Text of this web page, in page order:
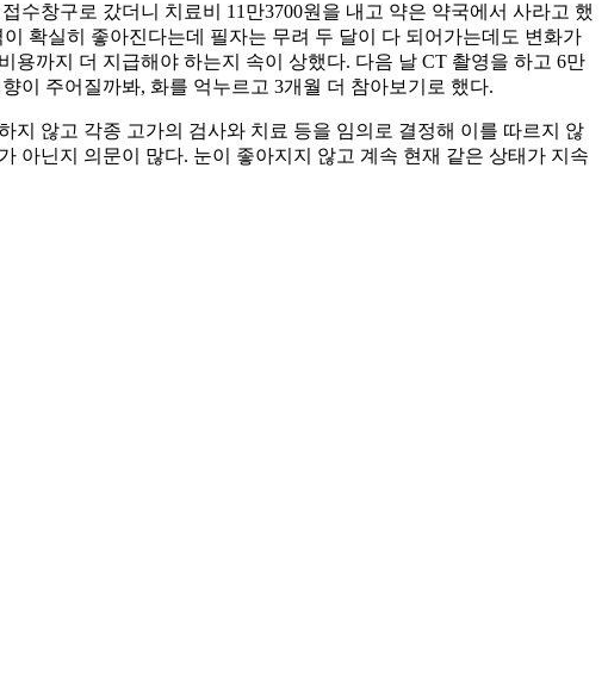
수창구로 갔더니 치료비 11만3700원을 내고 약은 약국에서 사라고 했
확실히 좋아진다는데 필자는 무려 두 달이 다 되어가는데도 변화가
까지 더 지급해야 하는지 속이 상했다. 다음 날 CT 촬영을 하고 6만
이 주어질까봐, 화를 억누르고 3개월 더 참아보기로 했다.
않고 각종 고가의 검사와 치료 등을 임의로 결정해 이를 따르지 않
아닌지 의문이 많다. 눈이 좋아지지 않고 계속 현재 같은 상태가 지속